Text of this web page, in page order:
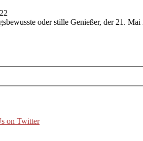
oder stille Genießer, der 21.